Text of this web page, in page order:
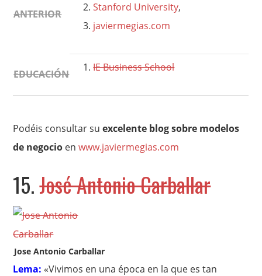
ANTERIOR
Stanford University,
javiermegias.com
EDUCACIÓN
IE Business School
Podéis consultar suexcelente blog sobre modelos
de negocio enwww.javiermegias.com
15.José Antonio Carballar
Jose Antonio Carballar
Lema: «Vivimos en una época en la que es tan